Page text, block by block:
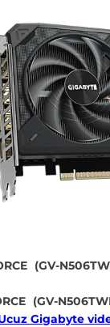
(GV-
(GV-
Gigabyte